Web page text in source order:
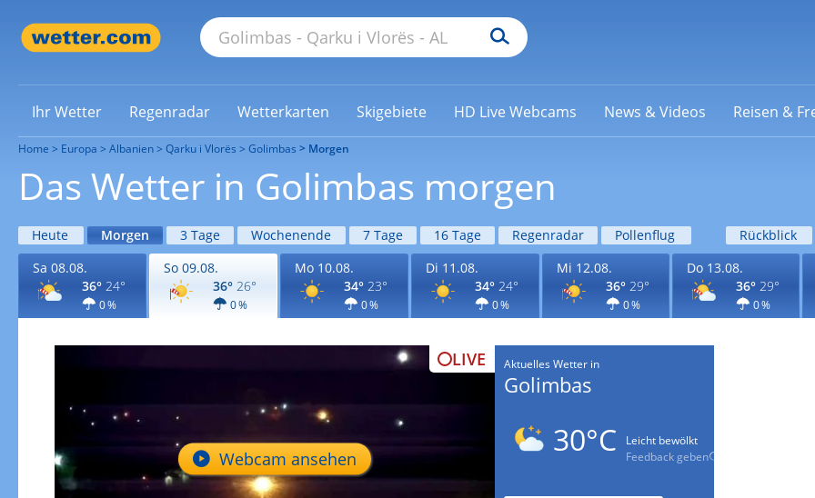
Ihr Wetter Regenradar Wetterkarten Skigebiete HD Live Webcams News & Videos Reisen &
Home Europa Albanien Qarku i Vlorës Golimbas Morgen
Das Wetter in Golimbas morgen
Heute Morgen 3 Tage Wochenende 7 Tage 16 Tage Regenradar Pollenflug
Rückblick
Sa 08.08.
36° 24°
0 %
So 09.08.
36° 26°
0 %
Mo 10.08.
34° 23°
0 %
Di 11.08.
34° 24°
0 %
Mi 12.08.
36° 29°
0 %
Do 13.08.
36° 29°
0 %
LIVE
Webcam ansehen
Aktuelles Wetter in
Golimbas
30°C
Leicht bewölkt
Feedback geben